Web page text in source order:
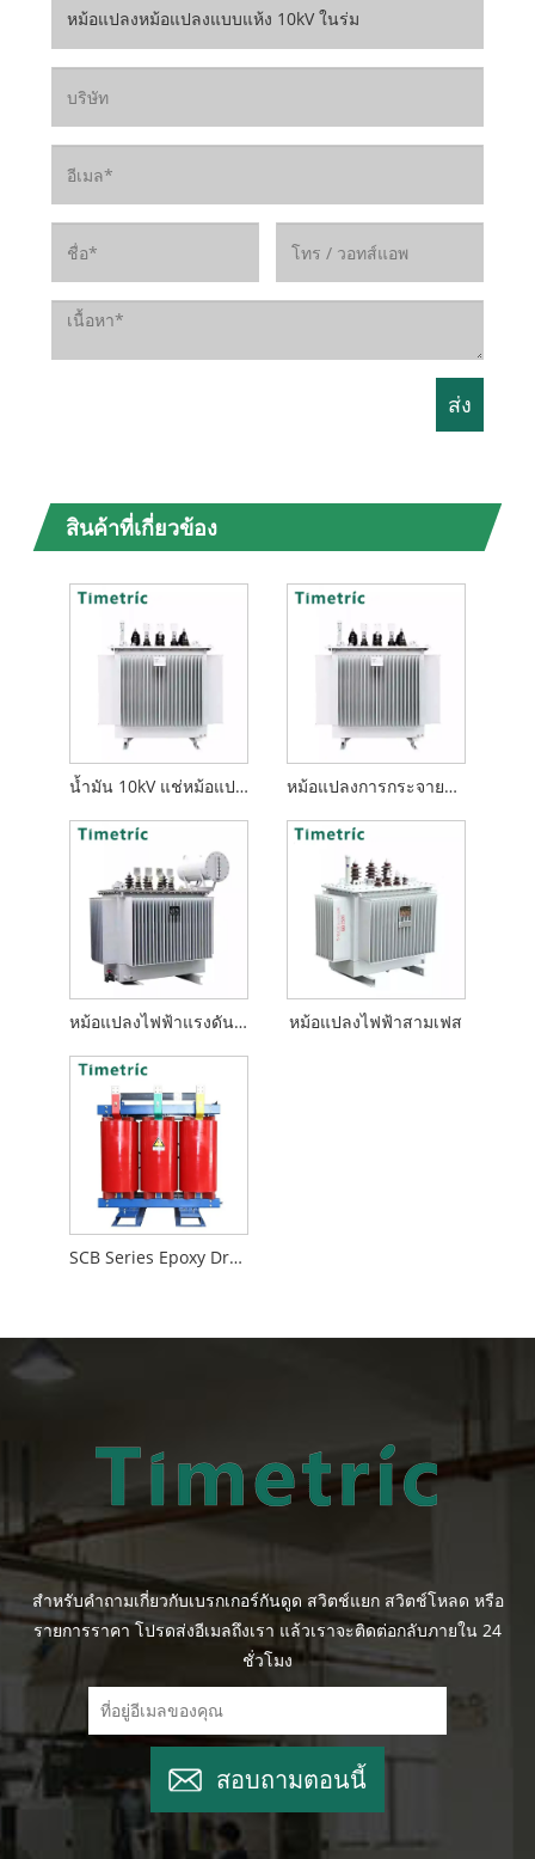
สินค้าที่เกี่ยวข้อง
น้ำมัน 10kV แช่หม้อแปลงไฟฟ้า หม้อแปลงการกระจายน้ำมันที่เต็มไปด้วยน้ำมัน 15kV
หม้อแปลงไฟฟ้าแรงดันสูง หม้อแปลงไฟฟ้าสามเฟส
SCB Series Epoxy Dry-Type Transfulure
สำหรับคำถามเกี่ยวกับเบรกเกอร์กันดูด สวิตช์แยก สวิตช์โหลด หรือ
รายการราคา โปรดส่งอีเมลถึงเรา แล้วเราจะติดต่อกลับภายใน 24
ชั่วโมง
สอบถามตอนนี้